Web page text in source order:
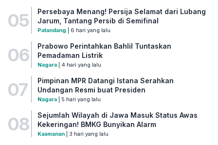
05
Persebaya Menang! Persija Selamat dari Lubang
Jarum, Tantang Persib di Semifinal
Patandang | 6 hari yang lalu
06
Prabowo Perintahkan Bahlil Tuntaskan
Pemadaman Listrik
Nagara| 4 hari yang lalu
07
Pimpinan MPR Datangi Istana Serahkan
Undangan Resmi buat Presiden
Nagara| 5 hari yang lalu
08
Sejumlah Wilayah di Jawa Masuk Status Awas
Kekeringan! BMKG Bunyikan Alarm
Kaamanan| 3 hari yang lalu